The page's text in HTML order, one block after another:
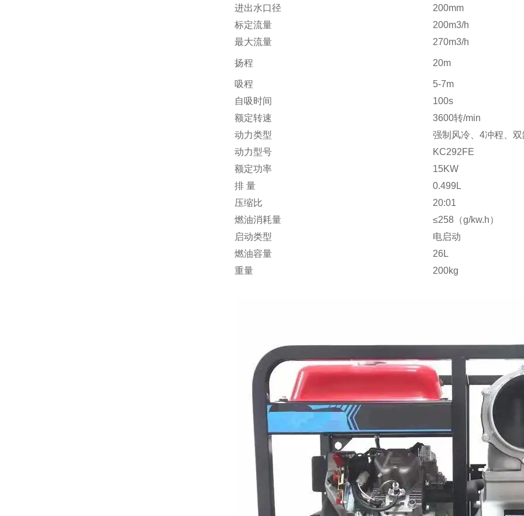
进出水口径
200mm
标定流量
200m3/h
最大流量
270m3/h
扬程 20m
吸程
5-7m
自吸时间
100s
额定转速
3600转/min
动力类型
强制风冷、4冲程、双
动力型号
KC292FE
额定功率
15KW
排 量
0.499L
压缩比
20:01
燃油消耗量
≤258（g/kw.h）
启动类型
电启动
燃油容量
26L
重量
200kg